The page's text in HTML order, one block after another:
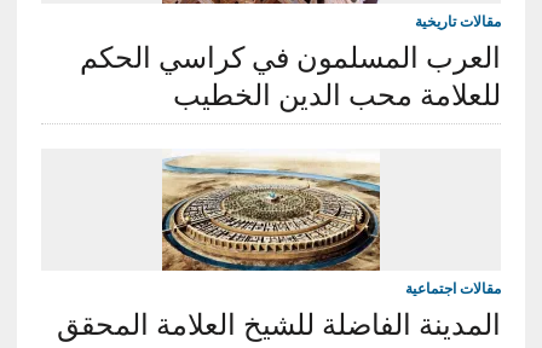
مقالات تاريخية
العرب المسلمون في كراسي الحكم
للعلامة محب الدين الخطيب
مقالات اجتماعية
المدينة الفاضلة للشيخ العلامة المحقق